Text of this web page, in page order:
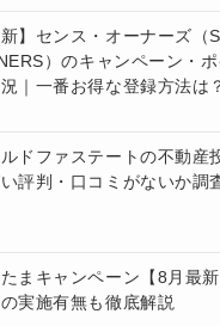
新】センス・オーナーズ（
）のキャンペーン・
｜一番お得な登録方法は
ドファステートの不動産
評判・口コミがないか調
まキャンペーン【8月最
実施有無も徹底解説